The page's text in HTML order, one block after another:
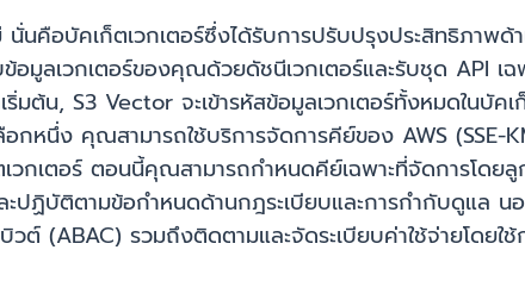
คือบัคเก็ตเวกเตอร์ซึ่งได้รับการปรับปรุงประสิทธิภาพด้
มูลเวกเตอร์ของคุณด้วยดัชนีเวกเตอร์และรับชุด API เฉ
ต้น, S3 Vector จะเข้ารหัสข้อมูลเวกเตอร์ทั้งหมดในบัคเ
กหนึ่ง คุณสามารถใช้บริการจัดการคีย์ของ AWS (SSE-
เวกเตอร์ ตอนนี้คุณสามารถกำหนดคีย์เฉพาะที่จัดการโด
ปฏิบัติตามข้อกำหนดด้านกฎระเบียบและการกำกับดูแล
(ABAC) รวมถึงติดตามและจัดระเบียบค่าใช้จ่ายโดยใช้